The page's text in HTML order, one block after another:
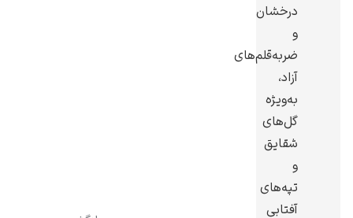
درخشان
و
ضربه‌قلم‌های
آزاد،
به‌ویژه
گل‌های
شقایق
و
تپه‌های
آفتابی